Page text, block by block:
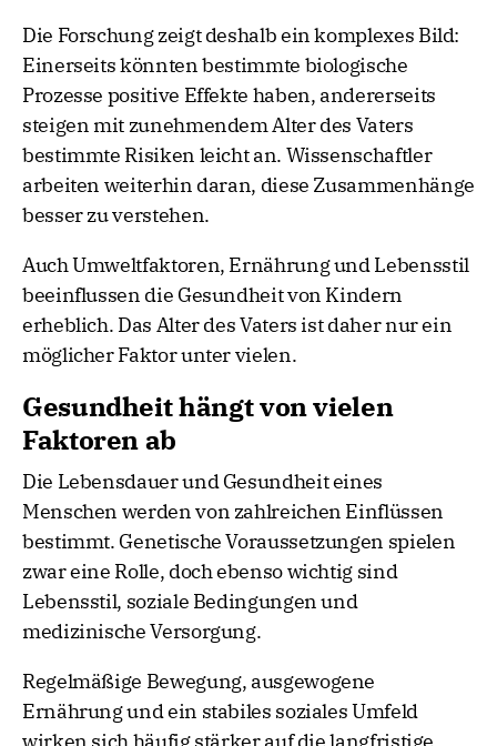
Die Forschung zeigt deshalb ein komplexes Bild:
Einerseits könnten bestimmte biologische
Prozesse positive Effekte haben, andererseits
steigen mit zunehmendem Alter des Vaters
bestimmte Risiken leicht an. Wissenschaftler
arbeiten weiterhin daran, diese Zusammenhänge
besser zu verstehen.
Auch Umweltfaktoren, Ernährung und Lebensstil
beeinflussen die Gesundheit von Kindern
erheblich. Das Alter des Vaters ist daher nur ein
möglicher Faktor unter vielen.
Gesundheit hängt von vielen
Faktoren ab
Die Lebensdauer und Gesundheit eines
Menschen werden von zahlreichen Einflüssen
bestimmt. Genetische Voraussetzungen spielen
zwar eine Rolle, doch ebenso wichtig sind
Lebensstil, soziale Bedingungen und
medizinische Versorgung.
Regelmäßige Bewegung, ausgewogene
Ernährung und ein stabiles soziales Umfeld